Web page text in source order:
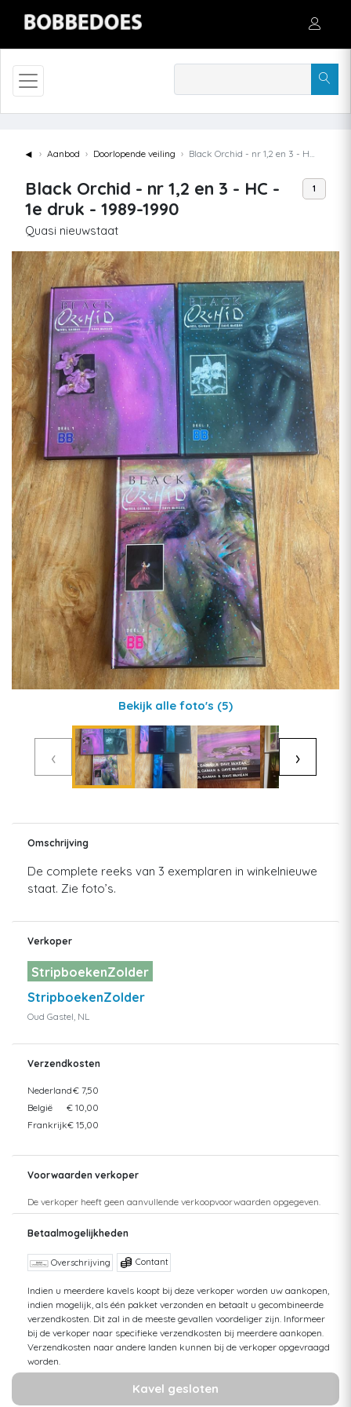
◄ Aanbod Doorlopende veiling Black Orchid - nr 1,2 en 3 - HC - 1e druk - 1989-1990
Black Orchid - nr 1,2 en 3 - HC -
1e druk - 1989-1990
Quasi nieuwstaat
1
Bekijk alle foto's (5)
‹ ›
Omschrijving
De complete reeks van 3 exemplaren in winkelnieuwe
staat. Zie foto’s.
Verkoper
StripboekenZolder
StripboekenZolder
Oud Gastel, NL
Verzendkosten
Nederland€ 7,50
België
€ 10,00
Frankrijk€ 15,00
Voorwaarden verkoper
De verkoper heeft geen aanvullende verkoopvoorwaarden opgegeven.
Betaalmogelijkheden
Overschrijving Contant
Indien u meerdere kavels koopt bij deze verkoper worden uw aankopen,
indien mogelijk, als één pakket verzonden en betaalt u gecombineerde
verzendkosten. Dit zal in de meeste gevallen voordeliger zijn. Informeer
bij de verkoper naar specifieke verzendkosten bij meerdere aankopen.
Verzendkosten naar andere landen kunnen bij de verkoper opgevraagd
worden.
Kavel gesloten